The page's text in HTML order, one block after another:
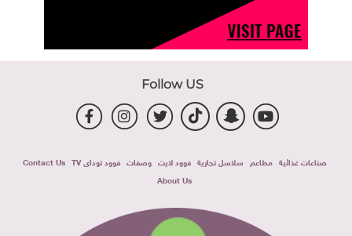
Follow US
صناعات غذائية مطاعم سلاسل تجارية فوود لايت وصفات فوود توداى TV
Contact Us
About Us